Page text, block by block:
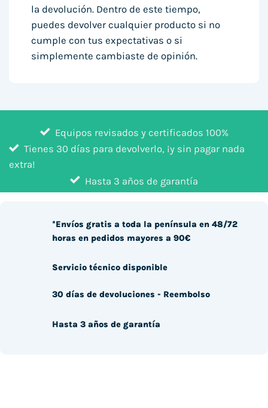
la devolución. Dentro de este tiempo,
puedes devolver cualquier producto si no
cumple con tus expectativas o si
simplemente cambiaste de opinión.
Equipos revisados y certificados 100%
Tienes 30 días para devolverlo, ¡y sin pagar nada
extra!
Hasta 3 años de garantía
*Envíos gratis a toda la península en 48/72
horas en pedidos mayores a 90€
Servicio técnico disponible
30 días de devoluciones - Reembolso
Hasta 3 años de garantía